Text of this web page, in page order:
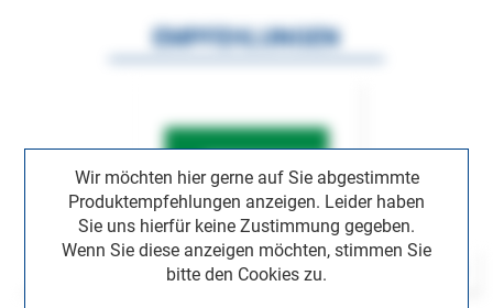
Wir möchten hier gerne auf Sie abgestimmte
Produktempfehlungen anzeigen. Leider haben
Sie uns hierfür keine Zustimmung gegeben.
Wenn Sie diese anzeigen möchten, stimmen Sie
bitte den Cookies zu.
EMPFEHLUNGEN